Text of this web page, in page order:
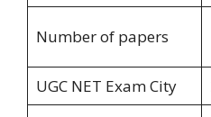
Number of papers
UGC NET Exam City